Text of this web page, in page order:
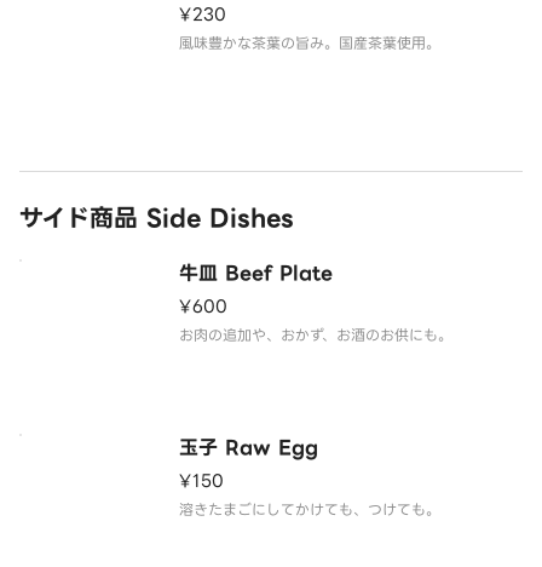
¥230
風味豊かな茶葉の旨み。国産茶葉使用。
サイド商品 Side Dishes
牛皿 Beef Plate
¥600
お肉の追加や、おかず、お酒のお供にも。
玉子 Raw Egg
¥150
溶きたまごにしてかけても、つけても。